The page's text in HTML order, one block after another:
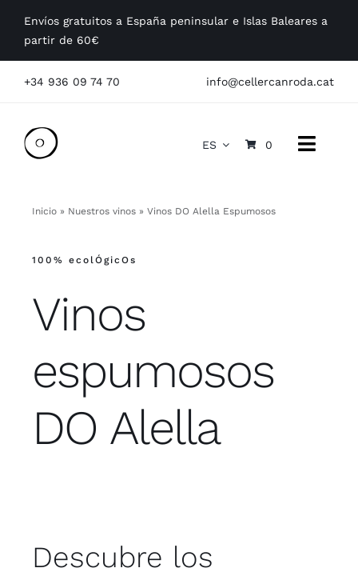
Envíos gratuitos a España peninsular e Islas Baleares a
partir de 60€
+34 936 09 74 70 info@cellercanroda.cat
Toggle
Contacto
Tienda
ES 0
Inicio» Nuestros vinos» Vinos DO Alella Espumosos
100% ecolÓgicOs
Vinos
espumosos
DO Alella
Descubre los